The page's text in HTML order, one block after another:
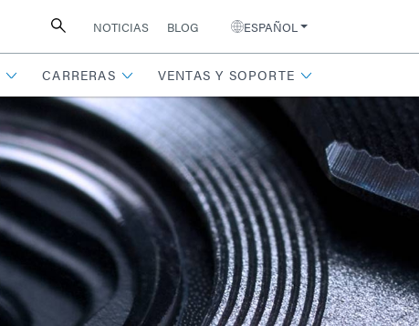
NOTICIAS BLOG ESPAÑOL
CARRERAS VENTAS Y SOPORTE